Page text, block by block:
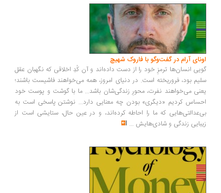
آرام در گفت‌وگو با فاروک شهیچ‭
انسان‌ها ترمزِ خود را از دست داده‌اند و آن کُدِ اخلاقی که نگهبان عقل
بود، فروریخته است. در دنیای امروز، همه می‌خواهند فاشیست باشند؛
می‌خواهند نفرت، محورِ زندگی‌شان باشد... ما با گوشت و پوست خود
کردیم «دیگری» بودن چه معنایی دارد... نوشتن پاسخی است به
که ما را احاطه کرده‌اند، و در عین حال، ستایشی است از
زندگی و شادی‌هایش...